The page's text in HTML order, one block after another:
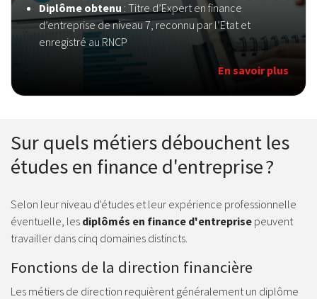
Diplôme obtenu : Titre d’Expert en finance
d’entreprise de niveau 7, reconnu par l’Etat et
enregistré au RNCP
En savoir plus
Sur quels métiers débouchent les
études en finance d'entreprise ?
Selon leur niveau d'études et leur expérience professionnelle
éventuelle, les diplômés en finance d'entreprise peuvent
travailler dans cinq domaines distincts.
Fonctions de la direction financière
Les métiers de direction requièrent généralement un diplôme